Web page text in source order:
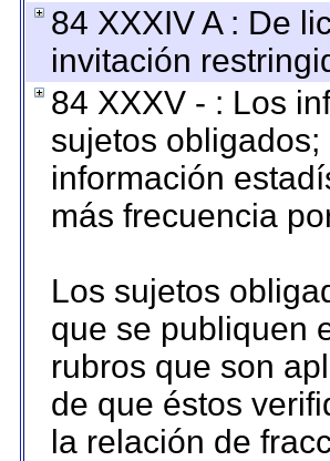
84 XXXIV A : De
invitación
84 XXXV - : Los
sujetos obligados;
información
más frecuencia
Los sujetos
que se publiquen
rubros que son
de que éstos
la relación de